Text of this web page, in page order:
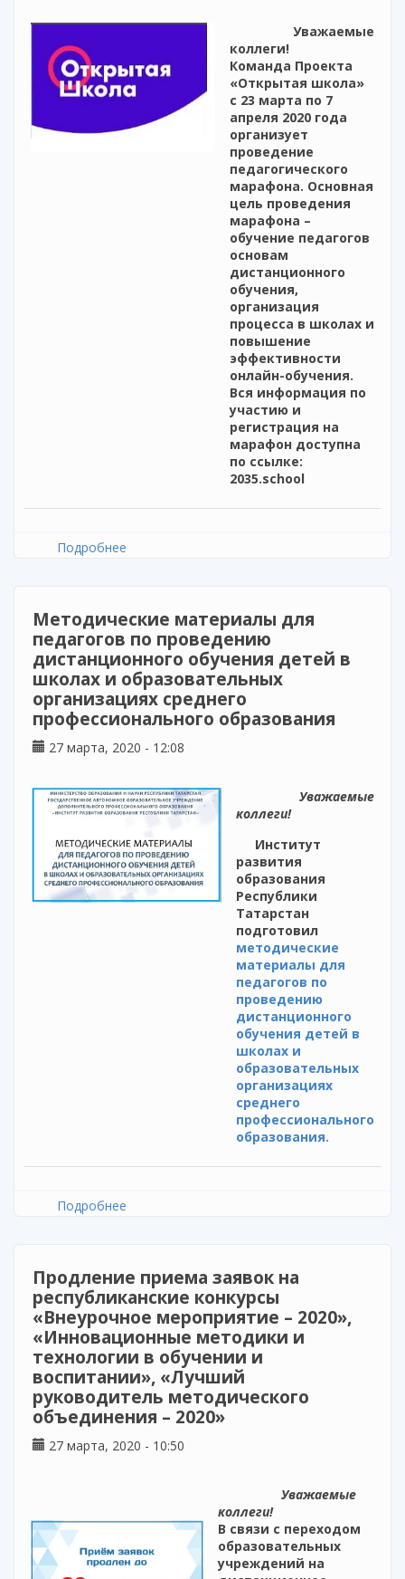
Уважаемые
коллеги!
Команда Проекта
«Открытая школа»
с 23 марта по 7
апреля 2020 года
организует
проведение
педагогического
марафона. Основная
цель проведения
марафона –
обучение педагогов
основам
дистанционного
обучения,
организация
процесса в школах и
повышение
эффективности
онлайн-обучения.
Вся информация по
участию и
регистрация на
марафон доступна
по ссылке:
2035.school
Подробнее
Методические материалы для
педагогов по проведению
дистанционного обучения детей в
школах и образовательных
организациях среднего
профессионального образования
27 марта, 2020 - 12:08
Уважаемые
коллеги!
Институт
развития
образования
Республики
Татарстан
подготовил
методические
материалы для
педагогов по
проведению
дистанционного
обучения детей в
школах и
образовательных
организациях
среднего
профессионального
образования.
Подробнее
образования
Продление приема заявок на
республиканские конкурсы
«Внеурочное мероприятие – 2020»,
«Инновационные методики и
технологии в обучении и
воспитании», «Лучший
руководитель методического
объединения – 2020»
27 марта, 2020 - 10:50
Уважаемые
коллеги!
В связи с переходом
образовательных
учреждений на